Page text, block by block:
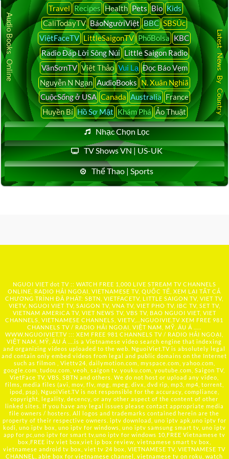
Travel Recipes Health Pets Bio Kids
CaliTodayTV BáoNgườiViệt BBC SBSÚc
ViệtFaceTV LittleSaigonTV PhốBolsa KBC
Radio Đáp Lời Sông Núi Little Saigon Radio
VânSơnTV Việt Thảo Vui Lạ Đọc Báo Vẹm
Nguyễn N Ngạn AudioBooks N. Xuân Nghiã
CuộcSống ở USA Canada Australia France
Huyền Bí Hồ Sơ Mật Khám Phá Ảo Thuật
Nhạc Chọn Lọc
TV Shows VN | US-UK
Thể Thao | Sports
Audio Books Online Latest News By Country
NGUOI VIET dot TV :: WATCH FREE 1,000 LIVE STREAM TV CHANNELS
ONLINE, RADIO HẢI NGOẠI, VIETNAMESE TV, QUỐC TẾ, XEM LẠI TẤT CẢ
CHƯƠNG TRÌNH ĐÃ PHÁT: SBTN, VIETFACETV, LITTLE SAIGON TV, VIET TV,
VIETV, NGUOI VIET TV, SAIGON TV, VNA TV, VIET PHO TV, IBC TV, SET TV,
VIETNAM AMERICA TV, VIET NEWS TV, VBS TV, BAO NGUOI VIET, VIET
CHANNELS, VIETNAMESE CHANNELS, VIETV,... NGUOIVIE.TV XEM FREE 981
CHANNELS TV / RADIO HẢI NGOẠI, VIỆT NAM, MỸ, ÂU Á …..
WWW.NGUOIVIET.TV ::: XEM FREE 981 CHANNELS TV / RADIO HẢI NGOẠI,
VIỆT NAM, MỸ, ÂU Á ….is a Vietnamese video search engine that indexing
and organizing videos uploaded to the web. NguoiViet.TV is absolutely legal
and contain only embed videos from legal and public domains on the Internet
such as filmon , Viettv24, dailymotion.com, myspace.com, yahoo.com,
google.com, tudou.com, veoh, saigon tv, youku.com, youtube.com, Saigon TV,
VietFace TV, VBS, SBTN and others. We do not host or upload any video,
films, media files (avi, mov, flv, mpg, mpeg, divx, dvd rip, mp3, mp4, torrent,
ipod, psp), NguoiViet.TV is not responsible for the accuracy, compliance,
copyright, legality, decency, or any other aspect of the content of other
linked sites. If you have any legal issues please contact appropriate media
file owners / hosters. All logos and trademarks contained herein are the
property of their respective owners. iptv download, uno iptv apk,uno iptv for
kodi, uno iptv box, uno iptv for windows, uno iptv samsung smart tv, uno iptv
app for pc,uno iptv for smart tv,uno iptv for windows 10,FREE Vietnamese tv
box,FREE itv viet box,viet ip box review, vietnamese smart tv box,
vietnamese android tv box, viet tv 24 box, VIETNAMESE TV, VIETNAMESE TV
CHANNEL, able box for vietnamese channel, vietnamese tv on roku, watch